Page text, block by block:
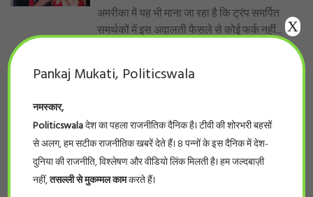
अमरीका में यह भी माना जा रहा है कि ट्रंप समर्पित
समर्थकों में इस अदालती फैसले से कोई फर्क नहीं...
TOP BANNER / प्रदेश / बड़ी खबर
BYPOLITICSWALA/MAY 28, 2024
#politicswala Report भोपाल। लम्बे इंतज़ार के
बाद आखिर फर्जी नर्सिंग कॉलेजों की सूची सामने आ
ही गई। इंडियन नर्सिंग काउंसिलके...
Pankaj Mukati, Politicswala
नमस्कार,
Politicswalaदेश का पहला राजनीतिक दैनिक है। टीवी की शोरभरी बहसों
से अलग, हम सटीक राजनीतिक खबरें देते हैं। 8 पन्नों के इस दैनिक में देश-
दुनिया की राजनीति, विश्लेषण और वीडियो लिंक मिलती है। हम जल्दबाज़ी
नहीं,तसल्ली से मुकम्मल कामकरते हैं।
X